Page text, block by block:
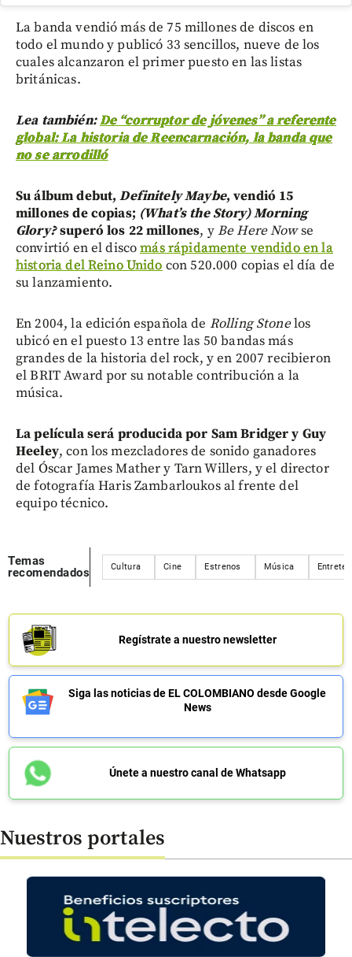
La banda vendió más de 75 millones de discos en
todo el mundo y publicó 33 sencillos, nueve de los
cuales alcanzaron el primer puesto en las listas
británicas.
Lea también:De “corruptor de jóvenes” a referente
global: La historia de Reencarnación, la banda que
no se arrodilló
Su álbum debut,Definitely Maybe, vendió 15
millones de copias; (What’s the Story) Morning
Glory?superó los 22 millones, yBe Here Nowse
convirtió en el discomás rápidamente vendido en la
historia del Reino Unido con 520.000 copias el día de
su lanzamiento.
En 2004, la edición española de Rolling Stonelos
ubicó en el puesto 13 entre las 50 bandas más
grandes de la historia del rock, y en 2007 recibieron
el BRIT Award por su notable contribución a la
música.
La película será producida por Sam Bridger y Guy
Heeley, con los mezcladores de sonido ganadores
del Óscar James Mather y Tarn Willers, y el director
de fotografía Haris Zambarloukos al frente del
equipo técnico.
Temas
recomendados
Cultura Cine Estrenos Música
Regístrate a nuestro newsletter
Siga las noticias de EL COLOMBIANO desde Google
News
Únete a nuestro canal de Whatsapp
Nuestros portales